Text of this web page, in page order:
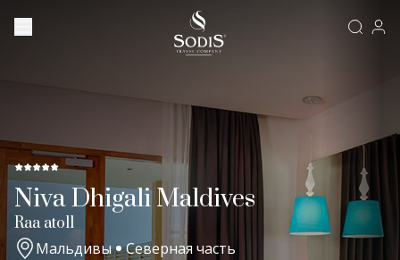
Niva Dhigali Maldives
Raa atoll
Мальдивы
Северная часть